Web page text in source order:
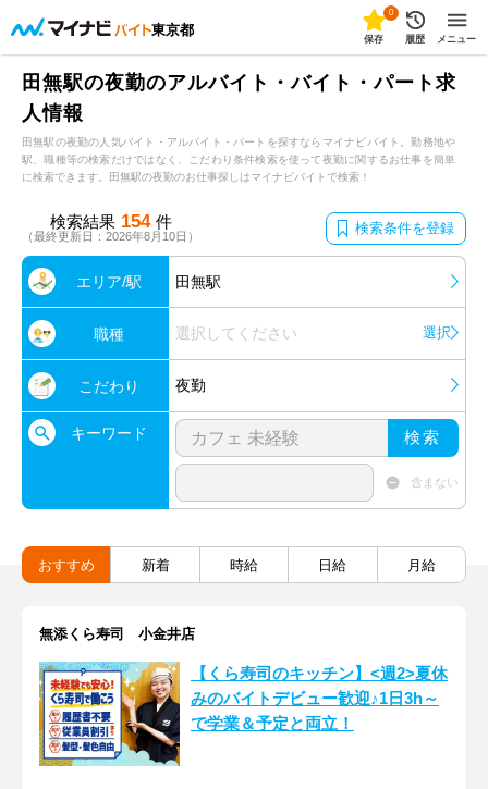
東京都
0
保存 履歴 メニュー
田無駅の夜勤のアルバイト・バイト・パート求
人情報
田無駅の夜勤の人気バイト・アルバイト・パートを探すならマイナビバイト。勤務地や
駅、職種等の検索だけではなく、こだわり条件検索を使って夜勤に関するお仕事を簡単
に検索できます。田無駅の夜勤のお仕事探しはマイナビバイトで検索！
検索結果 154 件
（最終更新日：2026年8月10日） 検索条件を登録
エリア/駅 田無駅
職種 選択してください 選択
こだわり 夜勤
キーワード 検索
含まない
おすすめ 新着 時給 日給 月給
無添くら寿司 小金井店
【くら寿司のキッチン】<週2>夏休
みのバイトデビュー歓迎♪1日3h～
で学業＆予定と両立！